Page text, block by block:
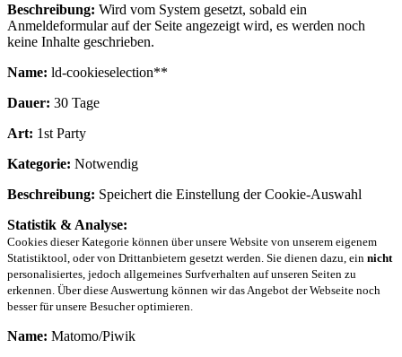
Beschreibung: Wird vom System gesetzt, sobald ein
Anmeldeformular auf der Seite angezeigt wird, es werden noch
keine Inhalte geschrieben.
Name: ld-cookieselection**
Dauer: 30 Tage
Art: 1st Party
Kategorie: Notwendig
Beschreibung: Speichert die Einstellung der Cookie-Auswahl
Statistik & Analyse:
Cookies dieser Kategorie können über unsere Website von unserem eigenem
Statistiktool, oder von Drittanbietern gesetzt werden. Sie dienen dazu, ein nicht
personalisiertes, jedoch allgemeines Surfverhalten auf unseren Seiten zu
erkennen. Über diese Auswertung können wir das Angebot der Webseite noch
besser für unsere Besucher optimieren.
Name: Matomo/Piwik